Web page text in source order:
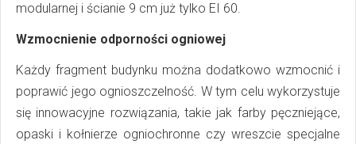
modularnej i ścianie 9 cm już tylko EI 60.
Wzmocnienie odporności ogniowej
Każdy fragment budynku można dodatkowo wzmocnić i
poprawić jego ognioszczelność. W tym celu wykorzystuje
się innowacyjne rozwiązania, takie jak farby pęczniejące,
opaski i kołnierze ogniochronne czy wreszcie specjalne